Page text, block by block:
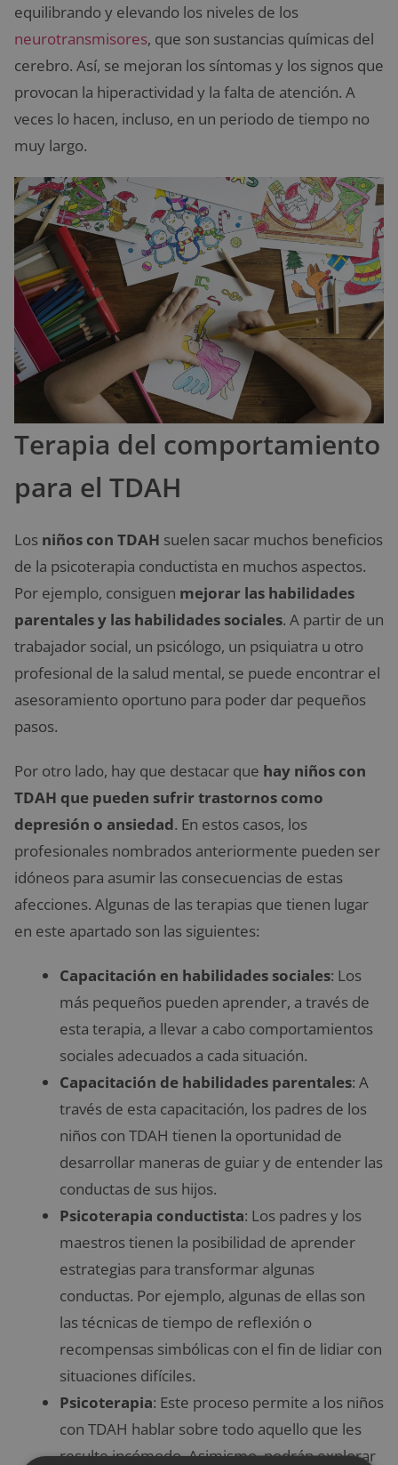
equilibrando y elevando los niveles de los
neurotransmisores, que son sustancias químicas del
cerebro. Así, se mejoran los síntomas y los signos que
provocan la hiperactividad y la falta de atención. A
veces lo hacen, incluso, en un periodo de tiempo no
muy largo.
Terapia del comportamiento
para el TDAH
Los niños con TDAH suelen sacar muchos beneficios
de la psicoterapia conductista en muchos aspectos.
Por ejemplo, consiguen mejorar las habilidades
parentales y las habilidades sociales. A partir de un
trabajador social, un psicólogo, un psiquiatra u otro
profesional de la salud mental, se puede encontrar el
asesoramiento oportuno para poder dar pequeños
pasos.
Por otro lado, hay que destacar que hay niños con
TDAH que pueden sufrir trastornos como
depresión o ansiedad. En estos casos, los
profesionales nombrados anteriormente pueden ser
idóneos para asumir las consecuencias de estas
afecciones. Algunas de las terapias que tienen lugar
en este apartado son las siguientes:
Capacitación en habilidades sociales: Los
más pequeños pueden aprender, a través de
esta terapia, a llevar a cabo comportamientos
sociales adecuados a cada situación.
Capacitación de habilidades parentales: A
través de esta capacitación, los padres de los
niños con TDAH tienen la oportunidad de
desarrollar maneras de guiar y de entender las
conductas de sus hijos.
Psicoterapia conductista: Los padres y los
maestros tienen la posibilidad de aprender
estrategias para transformar algunas
conductas. Por ejemplo, algunas de ellas son
las técnicas de tiempo de reflexión o
recompensas simbólicas con el fin de lidiar con
situaciones difíciles.
Psicoterapia: Este proceso permite a los niños
con TDAH hablar sobre todo aquello que les
resulte incómodo. Asimismo, podrán explorar